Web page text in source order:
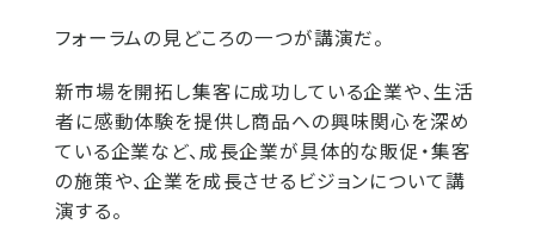
フォーラムの見どころの一つが講演だ。
新市場を開拓し集客に成功している企業や、生活
者に感動体験を提供し商品への興味関心を深め
ている企業など、成長企業が具体的な販促・集客
の施策や、企業を成長させるビジョンについて講
演する。